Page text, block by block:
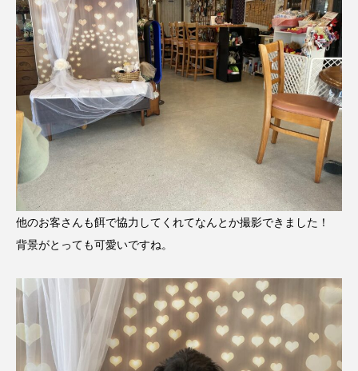
他のお客さんも餌で協力してくれてなんとか撮影できました！
背景がとっても可愛いですね。